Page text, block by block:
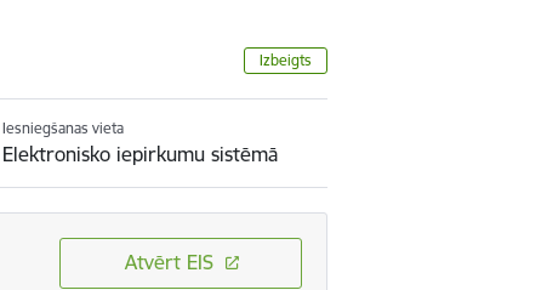
Izbeigts
Iesniegšanas vieta
Elektronisko iepirkumu sistēmā
Atvērt EIS